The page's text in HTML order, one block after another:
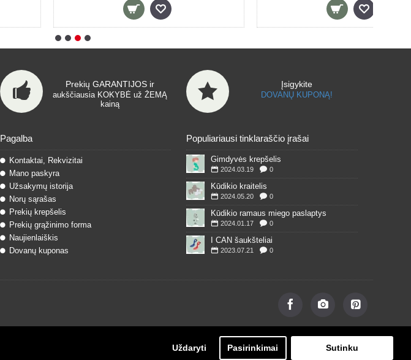
Uždaryti Pasirinkimai Sutinku
Prekių GARANTIJOS ir
aukščiausia KOKYBĖ už ŽEMĄ
kainą
Įsigykite
DOVANŲ KUPONĄ!
Pagalba
Kontaktai, Rekvizitai
Mano paskyra
Užsakymų istorija
Norų sąrašas
Prekių krepšelis
Prekių grąžinimo forma
Naujienlaiškis
Dovanų kuponas
Populiariausi tinklaraščio įrašai
Gimdyvės krepšelis
2024.03.19 0
Kūdikio kraitelis
2024.05.20 0
Kūdikio ramaus miego paslaptys
2024.01.17 0
I CAN šaukšteliai
2023.07.21 0